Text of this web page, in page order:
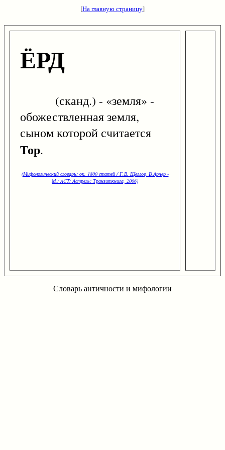
[На главную страницу]
ЁРД
(сканд.) - «земля» -
обожествленная земля,
сыном которой считается
Тор.
(Мифологический словарь: ок. 1800 статей / Г.В. Щеглов, В.Арчер -
М.: ACT: Астрель: Транзиткнига, 2006)
Словарь античности и мифологии